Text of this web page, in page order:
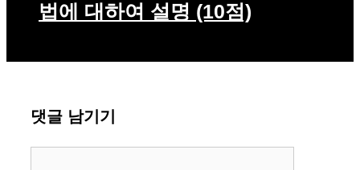
법에 대하여 설명 (10점)
댓글 남기기